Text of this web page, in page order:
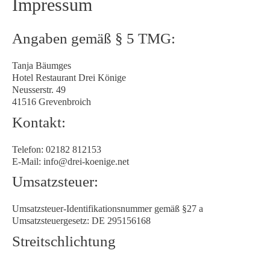
Impressum
Angaben gemäß § 5 TMG:
Tanja Bäumges
Hotel Restaurant Drei Könige
Neusserstr. 49
41516 Grevenbroich
Kontakt:
Telefon: 02182 812153
E-Mail: info@drei-koenige.net
Umsatzsteuer:
Umsatzsteuer-Identifikationsnummer gemäß §27 a
Umsatzsteuergesetz: DE 295156168
Streitschlichtung